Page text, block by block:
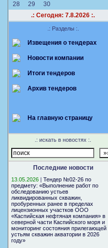
28
29
30
.: Сегодня: 7.8.2026 :.
.: Разделы :.
Извещения о тендерах
Новости компании
Итоги тендеров
Архив тендеров
На главную страницу
.: искать в новостях :.
Последние новости
13.05.2026
Тендер №02-26 по
предмету: «Выполнение работ по
обследованию устьев
ликвидированных скважин,
пробуренных ранее в пределах
лицензионных участков ООО
«Каспийская нефтяная компания» в
северной части Каспийского моря и
мониторинг состояния прилегающей
устьям скважин акватории в 2026
году»